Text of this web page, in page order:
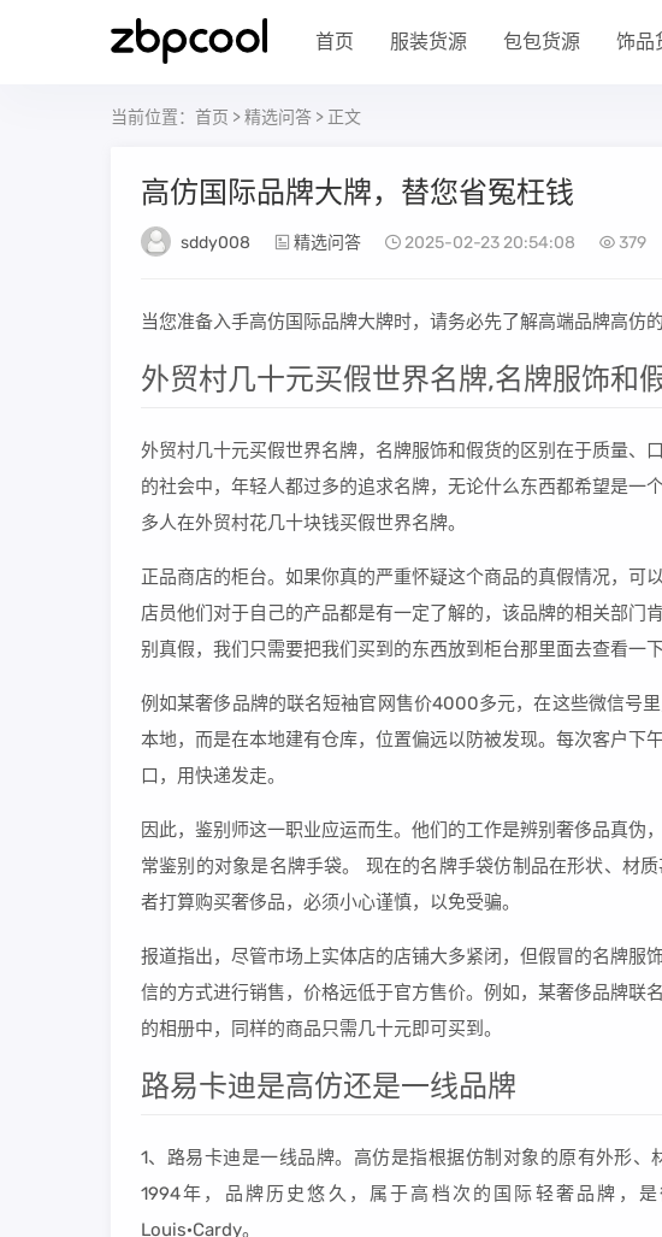
首页 服装货源 包包货源 饰品
当前位置： 首页 >精选问答 > 正文
高仿国际品牌大牌，替您省冤枉钱
sddy008 精选问答 2025-02-23 20:54:08 379
当您准备入手高仿国际品牌大牌时，请务必先了解高端品牌高仿
外贸村几十元买假世界名牌,名牌服饰和
外贸村几十元买假世界名牌，名牌服饰和假货的区别在于质量、
的社会中，年轻人都过多的追求名牌，无论什么东西都希望是一
多人在外贸村花几十块钱买假世界名牌。
正品商店的柜台。如果你真的严重怀疑这个商品的真假情况，可
店员他们对于自己的产品都是有一定了解的，该品牌的相关部门
别真假，我们只需要把我们买到的东西放到柜台那里面去查看一下
例如某奢侈品牌的联名短袖官网售价4000多元，在这些微信号
本地，而是在本地建有仓库，位置偏远以防被发现。每次客户下
口，用快递发走。
因此，鉴别师这一职业应运而生。他们的工作是辨别奢侈品真伪
常鉴别的对象是名牌手袋。 现在的名牌手袋仿制品在形状、材
者打算购买奢侈品，必须小心谨慎，以免受骗。
报道指出，尽管市场上实体店的店铺大多紧闭，但假冒的名牌服
信的方式进行销售，价格远低于官方售价。例如，某奢侈品牌联
的相册中，同样的商品只需几十元即可买到。
路易卡迪是高仿还是一线品牌
1、路易卡迪是一线品牌。高仿是指根据仿制对象的原有外形
1994年，品牌历史悠久，属于高档次的国际轻奢品牌，
Louis·Cardy。